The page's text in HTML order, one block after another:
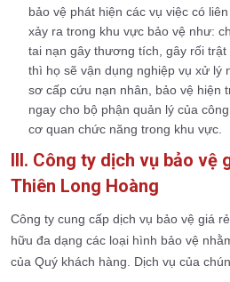
bảo vệ phát hiện các vụ việc có
xảy ra trong khu vực bảo vệ như:
tai nạn gây thương tích, gây rối trật
thì họ sẽ vận dụng nghiệp vụ xử lý
sơ cấp cứu nạn nhân, bảo vệ hiện
ngay cho bộ phận quản lý của
cơ quan chức năng trong khu vực.
III. Công ty dịch vụ bảo vệ
Thiên Long Hoàng
Công ty cung cấp dịch vụ bảo vệ giá
hữu đa dạng các loại hình bảo vệ
của Quý khách hàng. Dịch vụ của